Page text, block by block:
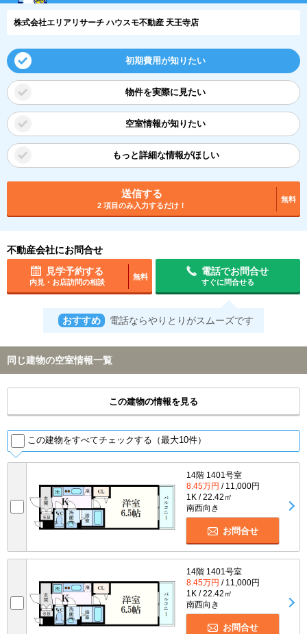
株式会社エリアリサーチ ハウスモ不動産 天王寺店
初期費用が知りたい
物件を実際に見たい
空室情報が知りたい
もっと詳細な情報がほしい
送信する
2 項目のみ入力するだけ！
無料
不動産会社にお問合せ
見学予約する
内見・お店訪問の相談
無料
電話でお問合せ
すぐに問合せる
おすすめ 電話ならやりとりがスムーズです
同じ建物の空室情報一覧
この建物の情報を見る
この建物をすべてチェックする（最大10件）
14階 1401号室
8.45万円 / 11,000円
1K / 22.42㎡
南西向き
お問合せ
14階 1401号室
8.45万円 / 11,000円
1K / 22.42㎡
南西向き
お問合せ